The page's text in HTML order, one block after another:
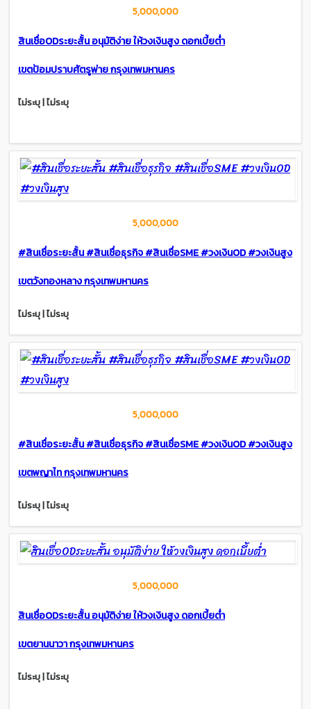
5,000,000
สินเชื่อODระยะสั้น อนุมัติง่าย ให้วงเงินสูง ดอกเบี้ยต่ำ
เขตป้อมปราบศัตรูพ่าย กรุงเทพมหานคร
ไม่ระบุ | ไม่ระบุ
5,000,000
#สินเชื่อระยะสั้น #สินเชื่อธุรกิจ #สินเชื่อSME #วงเงินOD #วงเงินสูง
เขตวังทองหลาง กรุงเทพมหานคร
ไม่ระบุ | ไม่ระบุ
5,000,000
#สินเชื่อระยะสั้น #สินเชื่อธุรกิจ #สินเชื่อSME #วงเงินOD #วงเงินสูง
เขตพญาไท กรุงเทพมหานคร
ไม่ระบุ | ไม่ระบุ
5,000,000
สินเชื่อODระยะสั้น อนุมัติง่าย ให้วงเงินสูง ดอกเบี้ยต่ำ
เขตยานนาวา กรุงเทพมหานคร
ไม่ระบุ | ไม่ระบุ